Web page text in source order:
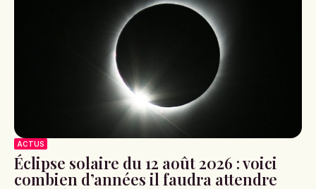
ACTUS
Éclipse solaire du 12 août 2026 : voici
combien d’années il faudra attendre